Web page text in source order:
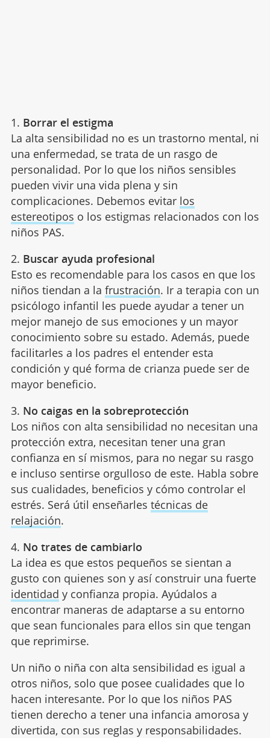
1. Borrar el estigma
La alta sensibilidad no es un trastorno mental, ni
una enfermedad, se trata de un rasgo de
personalidad. Por lo que los niños sensibles
pueden vivir una vida plena y sin
complicaciones. Debemos evitar los
estereotipos o los estigmas relacionados con los
niños PAS.
2. Buscar ayuda profesional
Esto es recomendable para los casos en que los
niños tiendan a la frustración. Ir a terapia con un
psicólogo infantil les puede ayudar a tener un
mejor manejo de sus emociones y un mayor
conocimiento sobre su estado. Además, puede
facilitarles a los padres el entender esta
condición y qué forma de crianza puede ser de
mayor beneficio.
3. No caigas en la sobreprotección
Los niños con alta sensibilidad no necesitan una
protección extra, necesitan tener una gran
confianza en sí mismos, para no negar su rasgo
e incluso sentirse orgulloso de este. Habla sobre
sus cualidades, beneficios y cómo controlar el
estrés. Será útil enseñarles técnicas de
relajación.
4. No trates de cambiarlo
La idea es que estos pequeños se sientan a
gusto con quienes son y así construir una fuerte
identidad y confianza propia. Ayúdalos a
encontrar maneras de adaptarse a su entorno
que sean funcionales para ellos sin que tengan
que reprimirse.
Un niño o niña con alta sensibilidad es igual a
otros niños, solo que posee cualidades que lo
hacen interesante. Por lo que los niños PAS
tienen derecho a tener una infancia amorosa y
divertida, con sus reglas y responsabilidades.